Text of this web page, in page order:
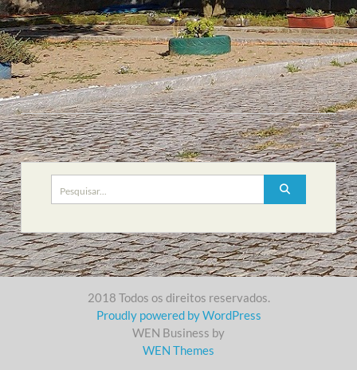
for:
2018 Todos os direitos reservados.
Proudly powered by WordPress
WEN Business by
WEN Themes